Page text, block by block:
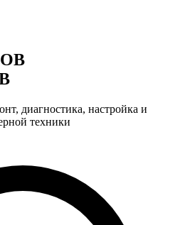
диагностика, настройка и
техники